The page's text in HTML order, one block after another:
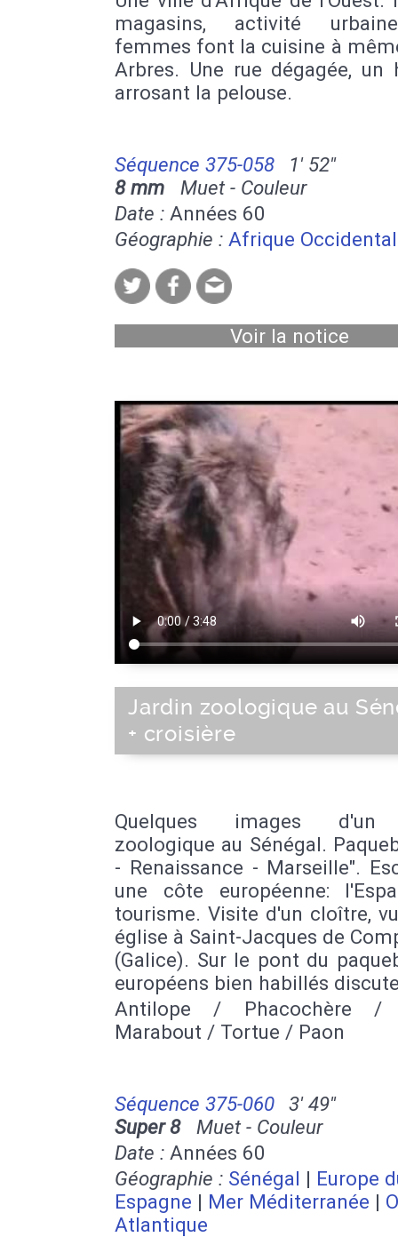
magasins, activité
femmes font la cuisine à
Arbres. Une rue dégagée, un
arrosant la pelouse.
Séquence 375-058
1' 52''
8 mm Muet - Couleur
Date : Années 60
Géographie : Afrique
Voir la notice
Jardin zoologique au
+ croisière
Quelques images d'un
zoologique au Sénégal.
- Renaissance - Marseille".
une côte européenne:
tourisme. Visite d'un cloître,
église à Saint-Jacques de
(Galice). Sur le pont du
européens bien habillés
Antilope / Phacochère /
Marabout / Tortue / Paon
Séquence 375-060
3' 49''
Super 8Muet - Couleur
Date : Années 60
Géographie : Sénégal | Europe
Espagne | Mer Méditerranée |
Atlantique